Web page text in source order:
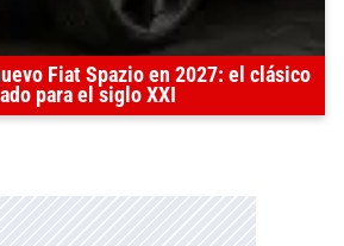
Fiat Spazio en 2027: el clásico
para el siglo XXI